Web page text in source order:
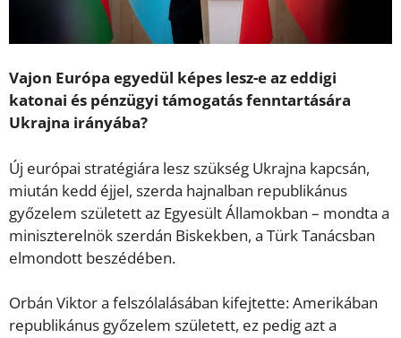
Vajon Európa egyedül képes lesz-e az eddigi
katonai és pénzügyi támogatás fenntartására
Ukrajna irányába?
Új európai stratégiára lesz szükség Ukrajna kapcsán,
miután kedd éjjel, szerda hajnalban republikánus
győzelem született az Egyesült Államokban – mondta a
miniszterelnök szerdán Biskekben, a Türk Tanácsban
elmondott beszédében.
Orbán Viktor a felszólalásában kifejtette: Amerikában
republikánus győzelem született, ez pedig azt a